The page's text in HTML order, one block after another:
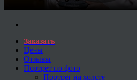
Заказать
Цены
Отзывы
Портрет по фото
Портрет на холсте